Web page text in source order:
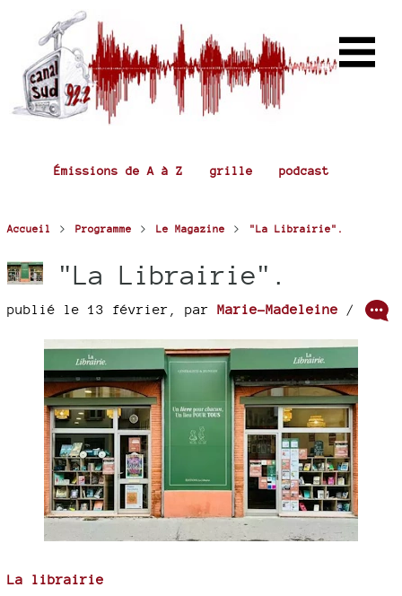
Émissions de A à Z grille podcast
Accueil > Programme > Le Magazine > "La Librairie".
"La Librairie".
publié le 13 février par Marie-Madeleine /
La librairie